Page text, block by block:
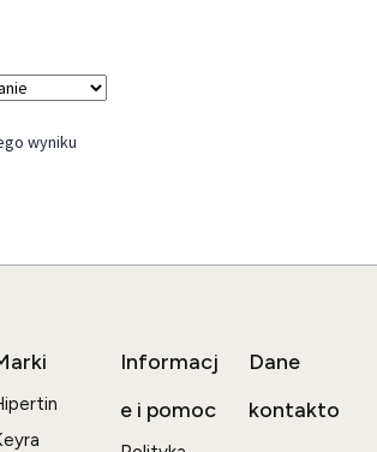
wyniku
Informacj
e i pomoc
Dane
kontakto